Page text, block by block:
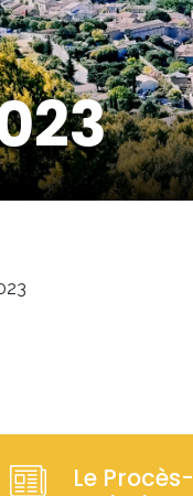
Le Procès-